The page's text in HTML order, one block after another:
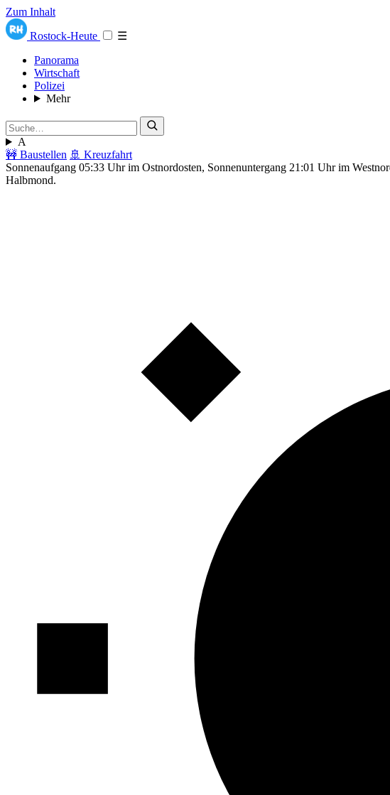
Zum Inhalt
Rostock-Heute
☰
Panorama
Wirtschaft
Polizei
Mehr
A
🚧 Baustellen 🚢 Kreuzfahrt
Sonnenaufgang 05:33 Uhr im Ostnordosten, Sonnenuntergang 21:01 Uhr im
Halbmond.